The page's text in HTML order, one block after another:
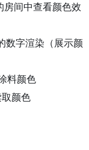
房间中查看颜色效
数字渲染（展示颜
料颜色
取颜色